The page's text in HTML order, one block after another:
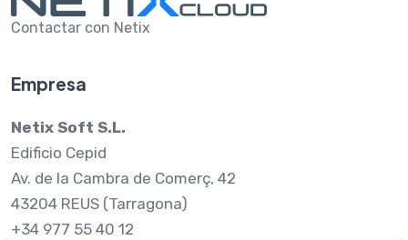
Contactar con Netix
Empresa
Netix Soft S.L.
Edificio Cepid
Av. de la Cambra de Comerç, 42
43204 REUS (Tarragona)
+34 977 55 40 12